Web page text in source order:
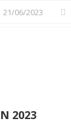
21/06/2023
2023